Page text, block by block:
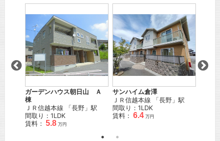
ガーデンハウス朝日山 Ａ
棟
ＪＲ信越本線 「長野 」駅
間取り：1LDK
賃料： 5.8 万円
サンハイム倉澤
ＪＲ信越本線 「長野 」駅
間取り：1LDK
賃料： 6.4 万円